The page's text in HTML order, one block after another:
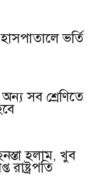
ভর্তি
অন্য সব শ্রেণিতে
হলাম, খুব
রাষ্ট্রপতি